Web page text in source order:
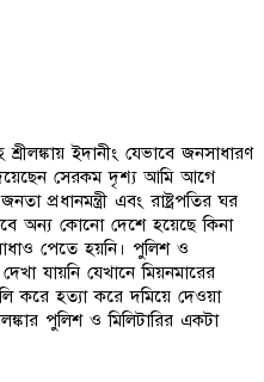
শ্রীলঙ্কায় ইদানীং যেভাবে জনসাধারণ
সেরকম দৃশ্য আমি আগে
প্রধানমন্ত্রী এবং রাষ্ট্রপতির ঘর
অন্য কোনো দেশে হয়েছে কিনা
পেতে হয়নি। পুলিশ ও
যায়নি যেখানে মিয়নমারের
করে হত্যা করে দমিয়ে দেওয়া
পুলিশ ও মিলিটারির একটা